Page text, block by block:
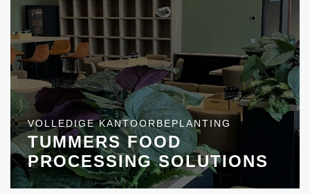
VOLLEDIGE KANTOORBEPLANTING
TUMMERS FOOD
PROCESSING SOLUTIONS